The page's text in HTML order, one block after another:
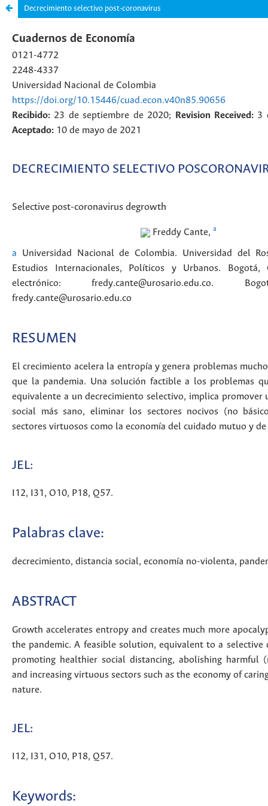
Decrecimiento selectivo post-coronavirus